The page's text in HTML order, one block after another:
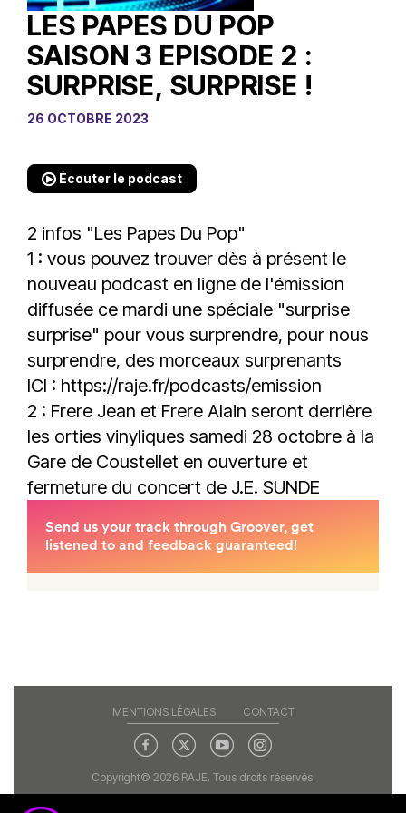
LES PAPES DU POP
SAISON 3 EPISODE 2 :
SURPRISE, SURPRISE !
26 OCTOBRE 2023
Écouter le podcast
2 infos "Les Papes Du Pop"
1 : vous pouvez trouver dès à présent le
nouveau podcast en ligne de l'émission
diffusée ce mardi une spéciale "surprise
surprise" pour vous surprendre, pour nous
surprendre, des morceaux surprenants
ICI : https://raje.fr/podcasts/emission
2 : Frere Jean et Frere Alain seront derrière
les orties vinyliques samedi 28 octobre à la
Gare de Coustellet en ouverture et
fermeture du concert de J.E. SUNDE
MENTIONS LÉGALES CONTACT
Copyright© 2026 RAJE. Tous droits réservés.